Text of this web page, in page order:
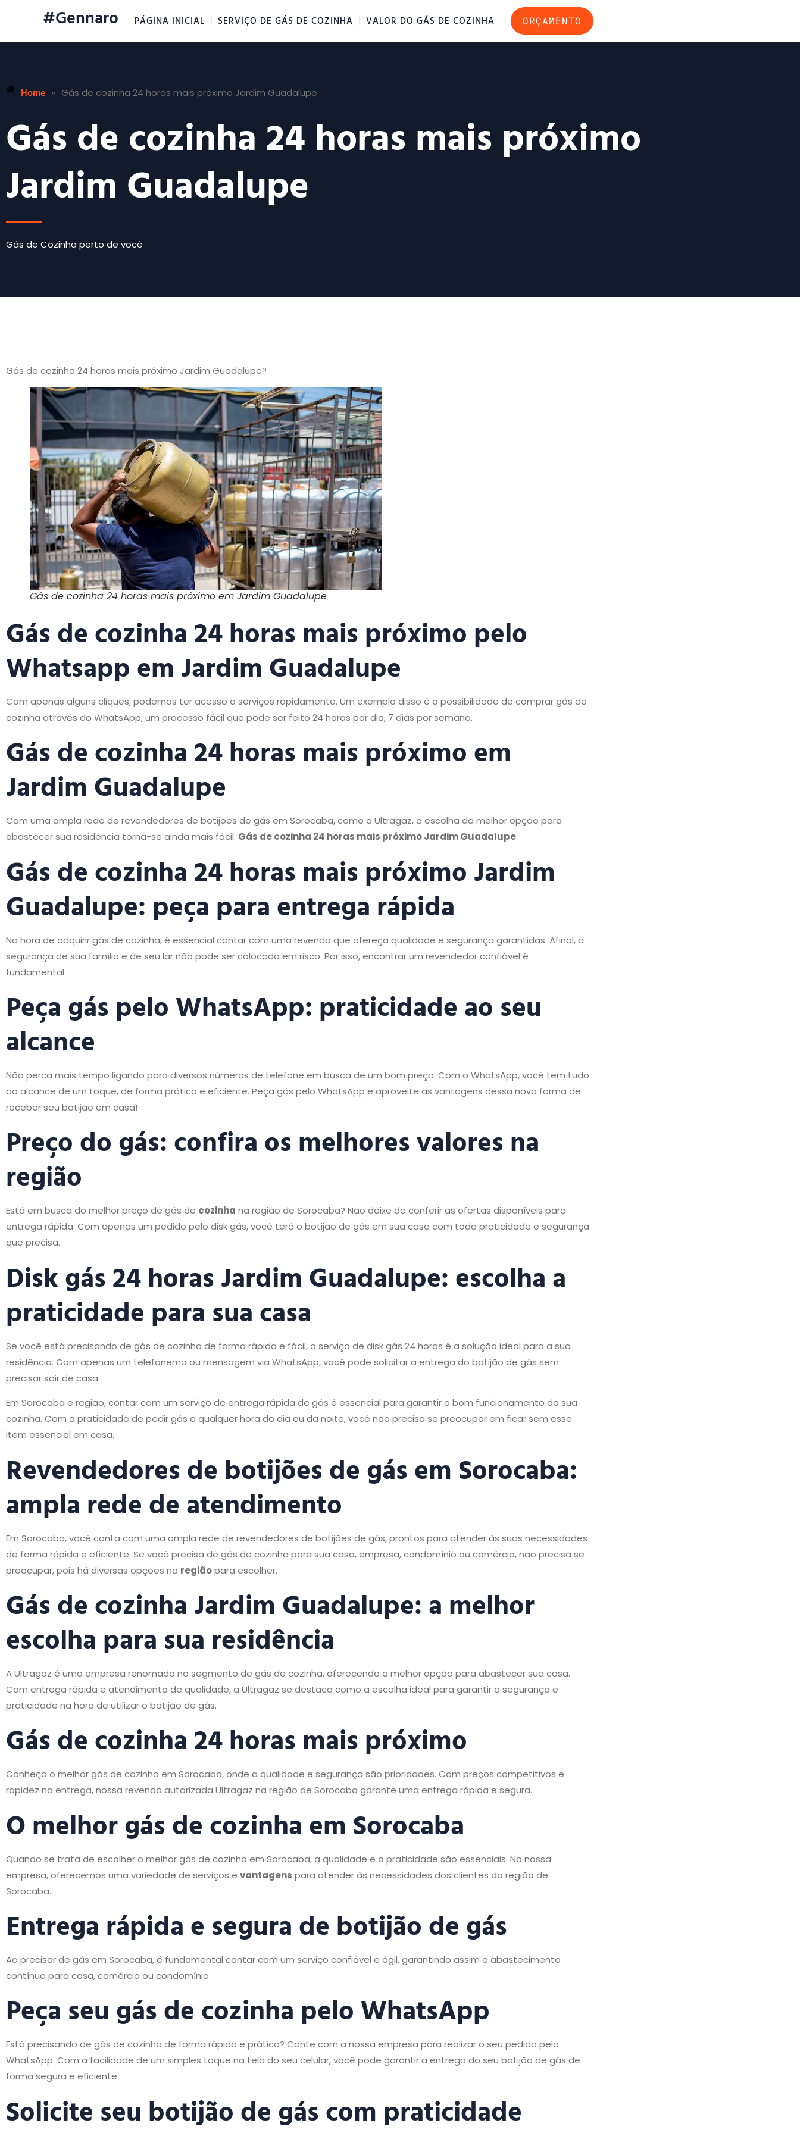
#Gennaro PÁGINA INICIAL SERVIÇO DE GÁS DE COZINHA VALOR DO GÁS DE COZINHA ORÇAMENTO
Home » Gás de cozinha 24 horas mais próximo Jardim Guadalupe
Gás de cozinha 24 horas mais próximo
Jardim Guadalupe
Gás de Cozinha perto de você
Gás de cozinha 24 horas mais próximo Jardim Guadalupe?
Gás de cozinha 24 horas mais próximo em Jardim Guadalupe
Gás de cozinha 24 horas mais próximo pelo
Whatsapp em Jardim Guadalupe
Com apenas alguns cliques, podemos ter acesso a serviços rapidamente. Um exemplo disso é a possibilidade de comprar gás de
cozinha através do WhatsApp, um processo fácil que pode ser feito 24 horas por dia, 7 dias por semana.
Gás de cozinha 24 horas mais próximo em
Jardim Guadalupe
Com uma ampla rede de revendedores de botijões de gás em Sorocaba, como a Ultragaz, a escolha da melhor opção para
abastecer sua residência torna-se ainda mais fácil. Gás de cozinha 24 horas mais próximo Jardim Guadalupe
Gás de cozinha 24 horas mais próximo Jardim
Guadalupe: peça para entrega rápida
Na hora de adquirir gás de cozinha, é essencial contar com uma revenda que ofereça qualidade e segurança garantidas. Afinal, a
segurança de sua família e de seu lar não pode ser colocada em risco. Por isso, encontrar um revendedor confiável é
fundamental.
Peça gás pelo WhatsApp: praticidade ao seu
alcance
Não perca mais tempo ligando para diversos números de telefone em busca de um bom preço. Com o WhatsApp, você tem tudo
ao alcance de um toque, de forma prática e eficiente. Peça gás pelo WhatsApp e aproveite as vantagens dessa nova forma de
receber seu botijão em casa!
Preço do gás: confira os melhores valores na
região
Está em busca do melhor preço de gás de cozinha na região de Sorocaba? Não deixe de conferir as ofertas disponíveis para
entrega rápida. Com apenas um pedido pelo disk gás, você terá o botijão de gás em sua casa com toda praticidade e segurança
que precisa.
Disk gás 24 horas Jardim Guadalupe: escolha a
praticidade para sua casa
Se você está precisando de gás de cozinha de forma rápida e fácil, o serviço de disk gás 24 horas é a solução ideal para a sua
residência. Com apenas um telefonema ou mensagem via WhatsApp, você pode solicitar a entrega do botijão de gás sem
precisar sair de casa.
Em Sorocaba e região, contar com um serviço de entrega rápida de gás é essencial para garantir o bom funcionamento da sua
cozinha. Com a praticidade de pedir gás a qualquer hora do dia ou da noite, você não precisa se preocupar em ficar sem esse
item essencial em casa.
Revendedores de botijões de gás em Sorocaba:
ampla rede de atendimento
Em Sorocaba, você conta com uma ampla rede de revendedores de botijões de gás, prontos para atender às suas necessidades
de forma rápida e eficiente. Se você precisa de gás de cozinha para sua casa, empresa, condomínio ou comércio, não precisa se
preocupar, pois há diversas opções na regiãopara escolher.
Gás de cozinha Jardim Guadalupe: a melhor
escolha para sua residência
A Ultragaz é uma empresa renomada no segmento de gás de cozinha, oferecendo a melhor opção para abastecer sua casa.
Com entrega rápida e atendimento de qualidade, a Ultragaz se destaca como a escolha ideal para garantir a segurança e
praticidade na hora de utilizar o botijão de gás.
Gás de cozinha 24 horas mais próximo
Conheça o melhor gás de cozinha em Sorocaba, onde a qualidade e segurança são prioridades. Com preços competitivos e
rapidez na entrega, nossa revenda autorizada Ultragaz na região de Sorocaba garante uma entrega rápida e segura.
O melhor gás de cozinha em Sorocaba
Quando se trata de escolher o melhor gás de cozinha em Sorocaba, a qualidade e a praticidade são essenciais. Na nossa
empresa, oferecemos uma variedade de serviços e vantagens para atender às necessidades dos clientes da região de
Sorocaba.
Entrega rápida e segura de botijão de gás
Ao precisar de gás em Sorocaba, é fundamental contar com um serviço confiável e ágil, garantindo assim o abastecimento
contínuo para casa, comércio ou condomínio.
Peça seu gás de cozinha pelo WhatsApp
Está precisando de gás de cozinha de forma rápida e prática? Conte com a nossa empresa para realizar o seu pedido pelo
WhatsApp. Com a facilidade de um simples toque na tela do seu celular, você pode garantir a entrega do seu botijão de gás de
forma segura e eficiente.
Solicite seu botijão de gás com praticidade